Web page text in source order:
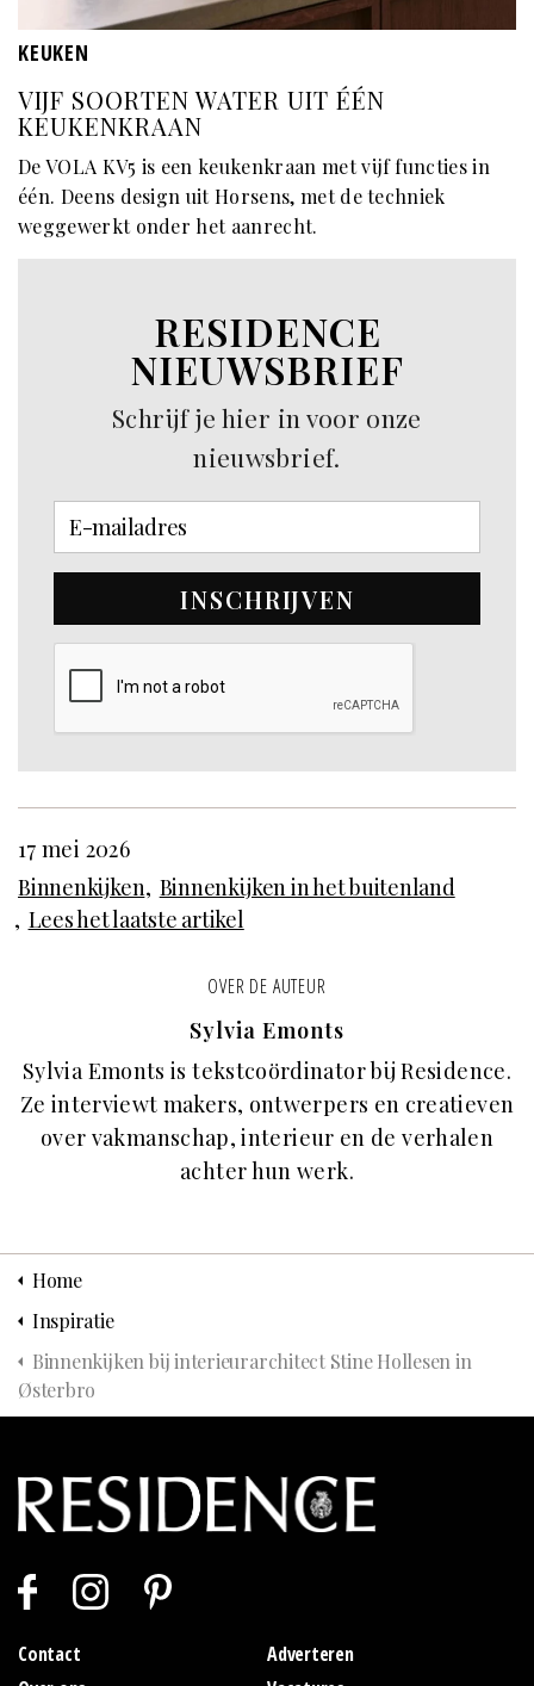
KEUKEN
VIJF SOORTEN WATER UIT ÉÉN
KEUKENKRAAN
De VOLA KV5 is een keukenkraan met vijf functies in
één. Deens design uit Horsens, met de techniek
weggewerkt onder het aanrecht.
RESIDENCE
NIEUWSBRIEF
Schrijf je hier in voor onze
nieuwsbrief.
INSCHRIJVEN
17 mei 2026
Binnenkijken Binnenkijken in het buitenland
Lees het laatste artikel
OVER DE AUTEUR
Sylvia Emonts
Sylvia Emonts is tekstcoördinator bij Residence.
Ze interviewt makers, ontwerpers en creatieven
over vakmanschap, interieur en de verhalen
achter hun werk.
Home
Inspiratie
Binnenkijken bij interieurarchitect Stine Hollesen in
Østerbro
Contact
Adverteren